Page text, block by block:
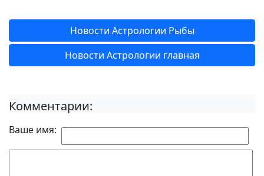
Новости Астрологии Рыбы
Новости Астрологии главная
Комментарии:
Ваше имя: